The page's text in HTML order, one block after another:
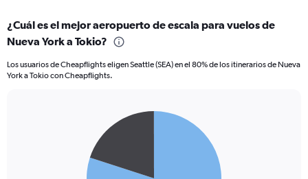
to
24.
¿Cuál es el mejor aeropuerto de escala para vuelos de
Nueva York a Tokio?
Los usuarios de Cheapflights eligen Seattle (SEA) en el 80% de los itinerarios de Nueva
York a Tokio con Cheapflights.